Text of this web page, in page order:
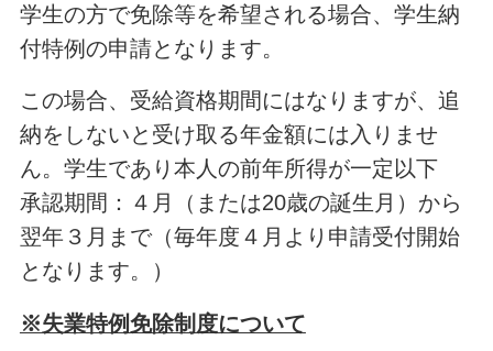
学生の方で免除等を希望される場合、学生納
付特例の申請となります。
この場合、受給資格期間にはなりますが、追
納をしないと受け取る年金額には入りませ
ん。学生であり本人の前年所得が一定以下
承認期間：４月（または20歳の誕生月）から
翌年３月まで（毎年度４月より申請受付開始
となります。）
※失業特例免除制度について